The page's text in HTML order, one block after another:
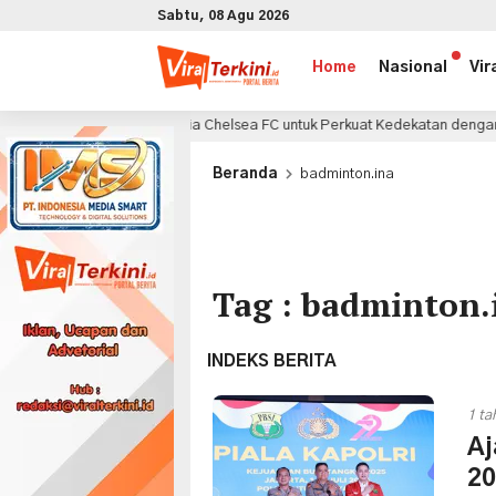
Sabtu, 08 Agu 2026
Home Nasional
Euforia Chelsea FC untuk Perkuat Kedekatan dengan Konsumen di
Beranda badminton.ina
Tag :
INDEKS BERITA
1